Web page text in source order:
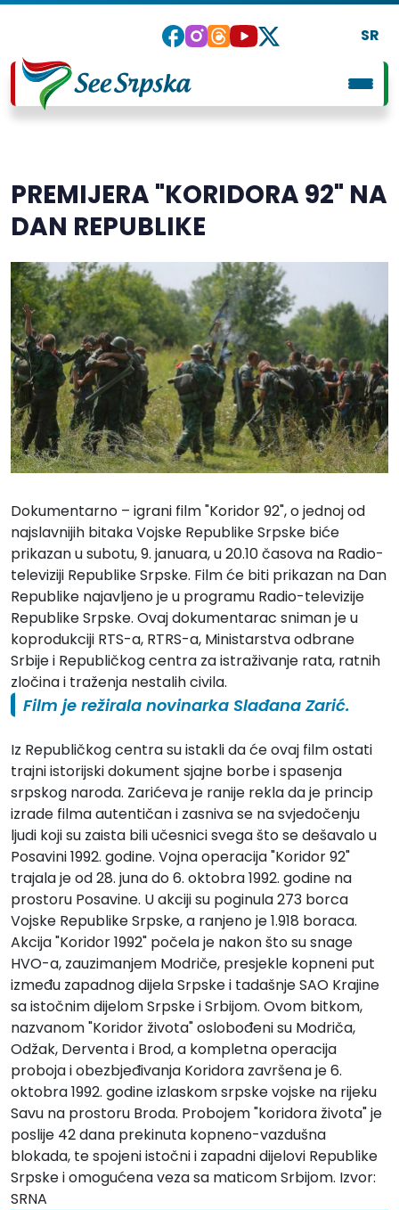
SR
PREMIJERA "KORIDORA 92" NA
DAN REPUBLIKE
Dokumentarno – igrani film "Koridor 92", o jednoj od
najslavnijih bitaka Vojske Republike Srpske biće
prikazan u subotu, 9. januara, u 20.10 časova na Radio-
televiziji Republike Srpske. Film će biti prikazan na Dan
Republike najavljeno je u programu Radio-televizije
Republike Srpske. Ovaj dokumentarac sniman je u
koprodukciji RTS-a, RTRS-a, Ministarstva odbrane
Srbije i Republičkog centra za istraživanje rata, ratnih
zločina i traženja nestalih civila.
Film je režirala novinarka Slađana Zarić.
Iz Republičkog centra su istakli da će ovaj film ostati
trajni istorijski dokument sjajne borbe i spasenja
srpskog naroda. Zarićeva je ranije rekla da je princip
izrade filma autentičan i zasniva se na svjedočenju
ljudi koji su zaista bili učesnici svega što se dešavalo u
Posavini 1992. godine. Vojna operacija "Koridor 92"
trajala je od 28. juna do 6. oktobra 1992. godine na
prostoru Posavine. U akciji su poginula 273 borca
Vojske Republike Srpske, a ranjeno je 1.918 boraca.
Akcija "Koridor 1992" počela je nakon što su snage
HVO-a, zauzimanjem Modriče, presjekle kopneni put
između zapadnog dijela Srpske i tadašnje SAO Krajine
sa istočnim dijelom Srpske i Srbijom. Ovom bitkom,
nazvanom "Koridor života" oslobođeni su Modriča,
Odžak, Derventa i Brod, a kompletna operacija
proboja i obezbjeđivanja Koridora završena je 6.
oktobra 1992. godine izlaskom srpske vojske na rijeku
Savu na prostoru Broda. Probojem "koridora života" je
poslije 42 dana prekinuta kopneno-vazdušna
blokada, te spojeni istočni i zapadni dijelovi Republike
Srpske i omogućena veza sa maticom Srbijom. Izvor:
SRNA